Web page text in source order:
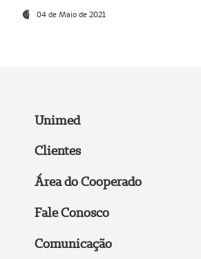
04 de Maio de 2021
Unimed
Clientes
Área do Cooperado
Fale Conosco
Comunicação